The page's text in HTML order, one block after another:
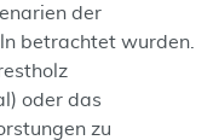
der
betrachtet wurden.
oder das
zu